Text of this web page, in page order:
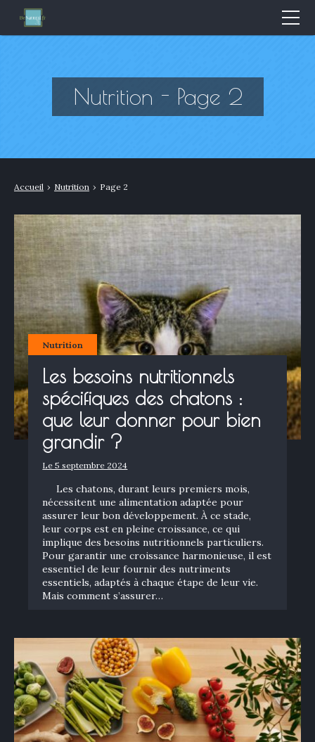
Nutrition - Page 2
Accueil › Nutrition › Page 2
Nutrition
Les besoins nutritionnels
spécifiques des chatons :
que leur donner pour bien
grandir ?
Le 5 septembre 2024
Les chatons, durant leurs premiers mois,
nécessitent une alimentation adaptée pour
assurer leur bon développement. À ce stade,
leur corps est en pleine croissance, ce qui
implique des besoins nutritionnels particuliers.
Pour garantir une croissance harmonieuse, il est
essentiel de leur fournir des nutriments
essentiels, adaptés à chaque étape de leur vie.
Mais comment s’assurer…
Bien-être & Santé